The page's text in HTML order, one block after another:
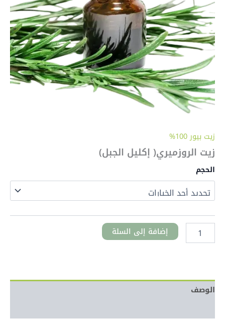
زيت بيور 100%
زيت الروزميري( إكليل الجبل)
الحجم
إضافة إلى السلة
الوصف